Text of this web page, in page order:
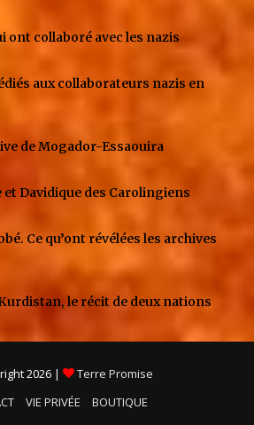
ont collaboré avec les nazis
aux collaborateurs nazis en
de Mogador-Essaouira
et Davidique des Carolingiens
Ce qu’ont révélées les archives
le récit de deux nations
2026 |
Terre Promise
VIE PRIVÉE BOUTIQUE